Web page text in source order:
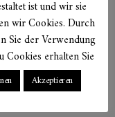
ist und wir sie
wir Cookies. Durch
Sie der Verwendung
Cookies erhalten Sie
Akzeptieren